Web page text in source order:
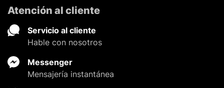
Atención al cliente
Servicio al cliente
Hable con nosotros
Messenger
Mensajería instantánea